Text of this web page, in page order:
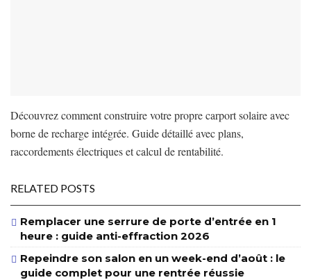
Découvrez comment construire votre propre carport solaire avec
borne de recharge intégrée. Guide détaillé avec plans,
raccordements électriques et calcul de rentabilité.
RELATED POSTS
Remplacer une serrure de porte d’entrée en 1
heure : guide anti-effraction 2026
Repeindre son salon en un week-end d’août : le
guide complet pour une rentrée réussie